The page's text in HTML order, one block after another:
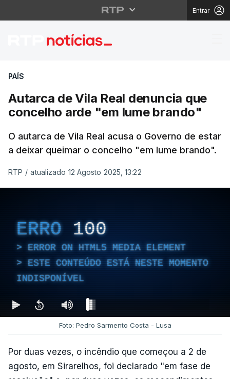
Entrar
Autarca de Vila Real
PAÍS
Autarca de Vila Real denuncia que
concelho arde "em lume brando"
O autarca de Vila Real acusa o Governo de estar
a deixar queimar o concelho "em lume brando".
RTP / atualizado 12 Agosto 2025, 13:22
ERRO 100
ERROR ON HTML5 MEDIA ELEMENT
ESTE CONTEÚDO ESTÁ NESTE MOMENTO
INDISPONÍVEL
Foto: Pedro Sarmento Costa - Lusa
Por duas vezes, o incêndio que começou a 2 de
agosto, em Sirarelhos, foi declarado "em fase de